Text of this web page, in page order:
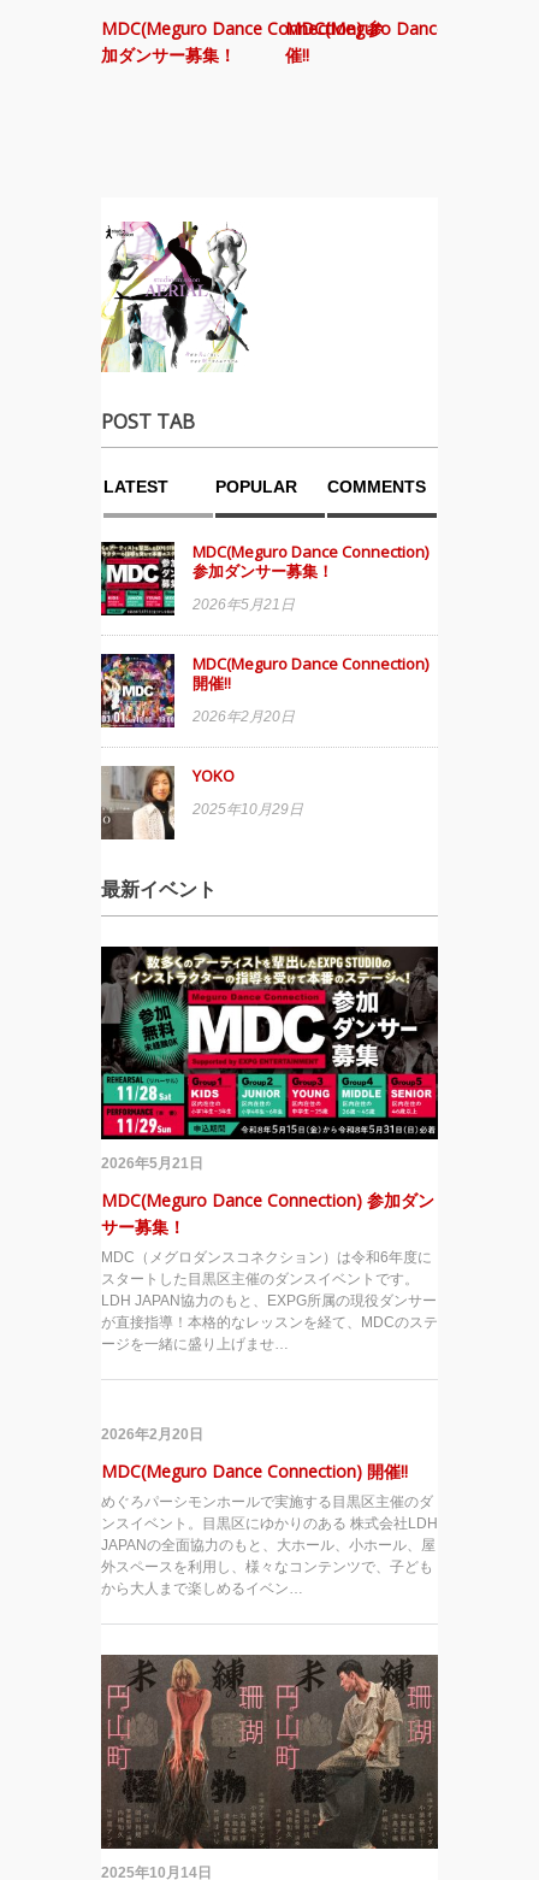
MDC(Meguro Dance Connection) 参
加ダンサー募集！
MDC(Meguro Dance
催!!
POST TAB
LATEST POPULAR COMMENTS
MDC(Meguro Dance Connection)
参加ダンサー募集！
2026年5月21日
MDC(Meguro Dance Connection)
開催!!
2026年2月20日
YOKO
2025年10月29日
最新イベント
2026年5月21日
MDC(Meguro Dance Connection) 参加ダン
サー募集！
MDC（メグロダンスコネクション）は令和6年度に
スタートした目黒区主催のダンスイベントです。
LDH JAPAN協力のもと、EXPG所属の現役ダンサー
が直接指導！本格的なレッスンを経て、MDCのステ
ージを一緒に盛り上げませ…
2026年2月20日
MDC(Meguro Dance Connection) 開催!!
めぐろパーシモンホールで実施する目黒区主催のダ
ンスイベント。目黒区にゆかりのある 株式会社LDH
JAPANの全面協力のもと、大ホール、小ホール、屋
外スペースを利用し、様々なコンテンツで、子ども
から大人まで楽しめるイベン…
2025年10月14日